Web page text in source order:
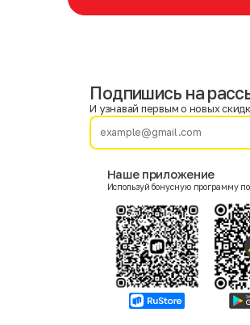
Фамилия
Женский
Согласие на получение чеков по
Подпишись на
И узнавай первым о новых
Наше приложение
Используй бонусную программу